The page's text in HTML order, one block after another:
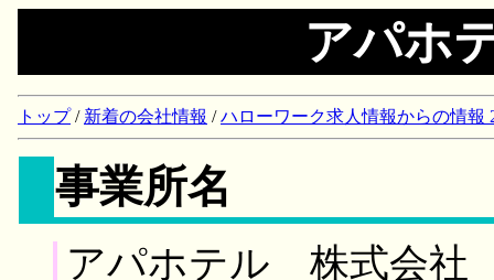
アパホ
トップ/ 新着の会社情報 /ハローワーク求人情報からの情報
事業所名
アパホテル 株式会社